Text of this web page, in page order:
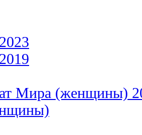
Мира (женщины)